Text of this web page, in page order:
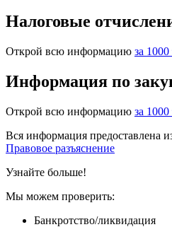
Налоговые
Открой всю информацию за 1000
Информация по
Открой всю информацию за 1000
Вся информация предоставлена
Правовое разъяснение
Узнайте больше!
Мы можем проверить:
Банкротство/ликвидация